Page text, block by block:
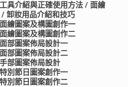
具介紹與正確使用方法 / 面繪
卸妝用品介紹和技巧
繪圖案及構圖創作一
繪圖案及構圖創作二
部圖案佈局設計一
部圖案佈局設計二
部圖案佈局設計
別節日圖案創作一
別節日圖案創作二